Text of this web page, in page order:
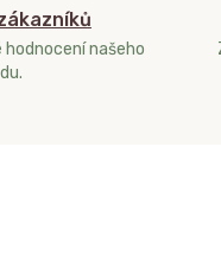
hodnocení našeho